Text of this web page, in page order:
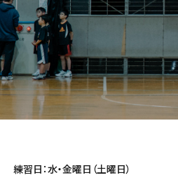
練習日：水・金曜日（土曜日）